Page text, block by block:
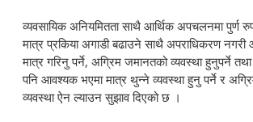
व्यवसायिक अनियमितता साथै आर्थिक अपचलनमा पुर्ण
मात्र प्रकिया अगाडी बढाउने साथै अपराधिकरण नगरी
मात्र गरिनु पर्ने, अग्रिम जमानतको व्यवस्था हुनुपर्ने
पनि आवश्यक भएमा मात्र थुन्ने व्यवस्था हुनु पर्ने र
व्यवस्था ऐन ल्याउन सुझाव दिएको छ ।